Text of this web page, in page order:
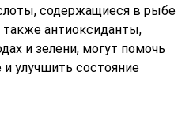
содержащиеся в рыбе
антиоксиданты,
и зелени, могут помочь
и улучшить состояние